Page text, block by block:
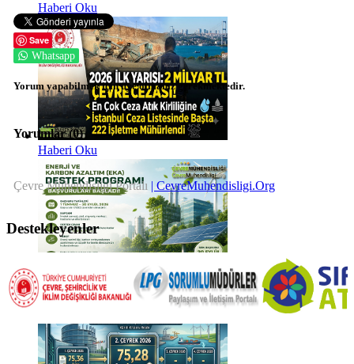
Haberi Oku
Haberi Oku
Haberi Oku
Save
Whatsapp
Yorum yapabilmek için üye olmanız gerekmektedir.
Yorumlar (0)
Çevre Mühendisliği Portalı | CevreMuhendisligi.Org
Destekleyenler